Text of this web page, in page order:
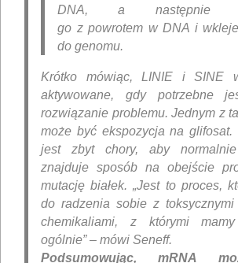
DNA, a następnie
go z powrotem w DNA i
do genomu.
Krótko mówiąc, LINIE i SINE
aktywowane, gdy potrzebne
rozwiązanie problemu. Jednym z
może być ekspozycja na glifosat.
jest zbyt chory, aby normalnie
znajduje sposób na obejście
mutację białek. „Jest to proces,
do radzenia sobie z
chemikaliami, z którymi
ogólnie” – mówi Seneff.
Podsumowując, mRNA